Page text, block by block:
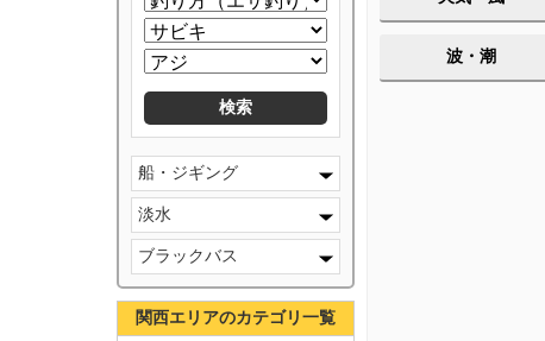
船・ジギング
淡水
ブラックバス
関西エリアのカテゴリ一覧
波・潮